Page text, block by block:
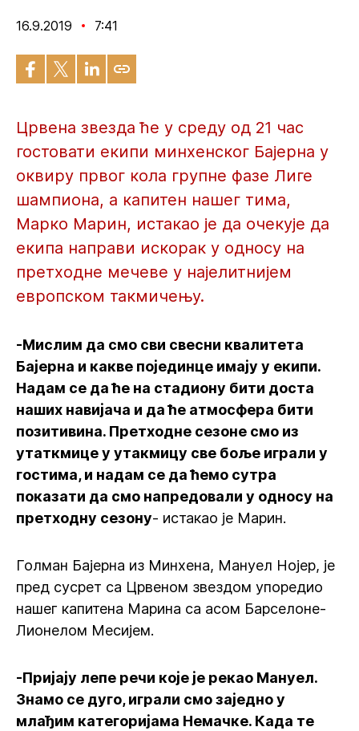
16.9.2019 7:41
Црвена звезда ће у среду од 21 час
гостовати екипи минхенског Бајерна у
оквиру првог кола групне фазе Лиге
шампиона, а капитен нашег тима,
Марко Марин, истакао је да очекује да
екипа направи искорак у односу на
претходне мечеве у најелитнијем
европском такмичењу.
-Мислим да смо сви свесни квалитета
Бајерна и какве појединце имају у екипи.
Надам се да ће на стадиону бити доста
наших навијача и да ће атмосфера бити
позитивина. Претходне сезоне смо из
утаткмице у утакмицу све боље играли у
гостима, и надам се да ћемо сутра
показати да смо напредовали у односу на
претходну сезону- истакао је Марин.
Голман Бајерна из Минхена, Мануел Нојер, је
пред сусрет са Црвеном звездом упоредио
нашег капитена Марина са асом Барселоне-
Лионелом Месијем.
-Пријају лепе речи које је рекао Мануел.
Знамо се дуго, играли смо заједно у
млађим категоријама Немачке. Када те